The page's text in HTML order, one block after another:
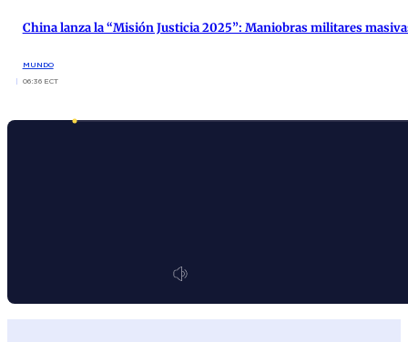
China lanza la “Misión Justicia 2025”: Maniobras militares
MUNDO
06:36 ECT